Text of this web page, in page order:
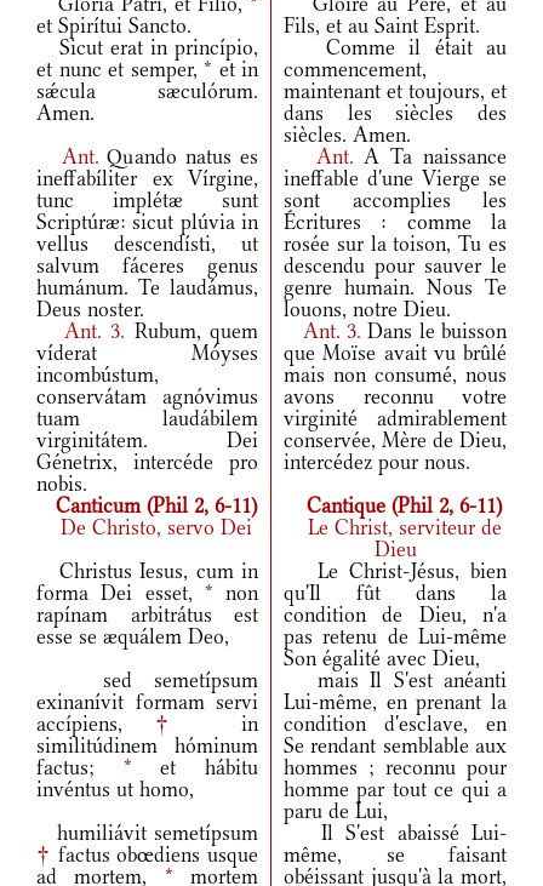
et Spirítui Sancto.
Fils, et au Saint Esprit.
Sicut erat in princípio,
et nunc et semper, * et in
sǽcula sæculórum.
Amen.
Comme il était au
commencement,
maintenant et toujours, et
dans les siècles des
siècles. Amen.
Ant.Quando natus es
ineffabíliter ex Vírgine,
tunc implétæ sunt
Scriptúræ: sicut plúvia in
vellus descendísti, ut
salvum fáceres genus
humánum. Te laudámus,
Deus noster.
Ant.A Ta naissance
ineffable d'une Vierge se
sont accomplies les
Écritures : comme la
rosée sur la toison, Tu es
descendu pour sauver le
genre humain. Nous Te
louons, notre Dieu.
Ant. 3. Rubum, quem
víderat Móyses
incombústum,
conservátam agnóvimus
tuam laudábilem
virginitátem. Dei
Génetrix, intercéde pro
nobis.
Ant. 3. Dans le buisson
que Moïse avait vu brûlé
mais non consumé, nous
avons reconnu votre
virginité admirablement
conservée, Mère de Dieu,
intercédez pour nous.
Canticum (Phil 2, 6-11)
Cantique (Phil 2, 6-11)
De Christo, servo Dei
Le Christ, serviteur de
Dieu
Christus Iesus, cum in
forma Dei esset, * non
rapínam arbitrátus est
esse se æquálem Deo,
Le Christ-Jésus, bien
qu'Il fût dans la
condition de Dieu, n'a
pas retenu de Lui-même
Son égalité avec Dieu,
sed semetípsum
exinanívit formam servi
accípiens, †
in
similitúdinem hóminum
factus; * et hábitu
invéntus ut homo,
mais Il S'est anéanti
Lui-même, en prenant la
condition d'esclave, en
Se rendant semblable aux
hommes ; reconnu pour
homme par tout ce qui a
paru de Lui,
humiliávit semetípsum
† factus obœdiens usque
ad mortem, * mortem
Il S'est abaissé Lui-
même, se faisant
obéissant jusqu'à la mort,